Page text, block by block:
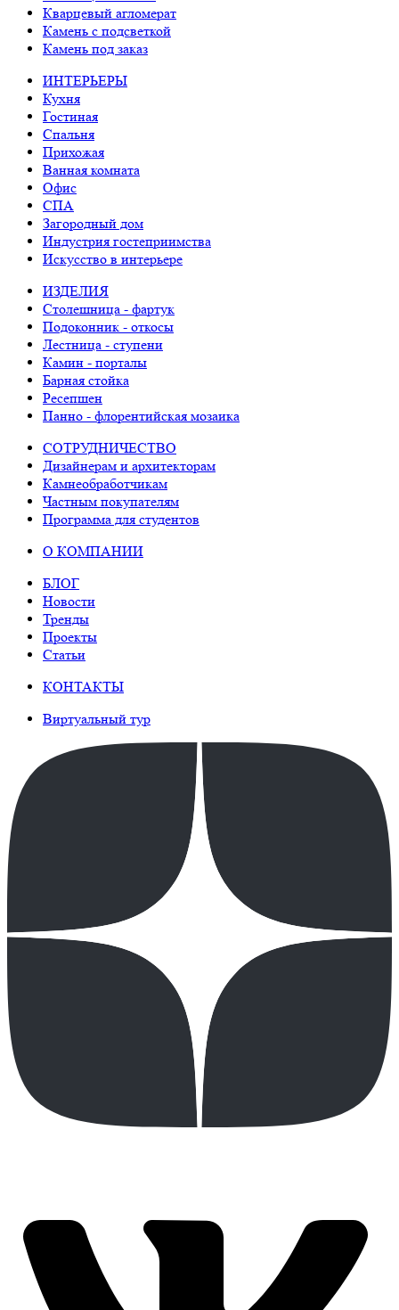
Кварцевый агломерат
Камень с подсветкой
Камень под заказ
ИНТЕРЬЕРЫ
Кухня
Гостиная
Спальня
Прихожая
Ванная комната
Офис
СПА
Загородный дом
Индустрия гостеприимства
Искусство в интерьере
ИЗДЕЛИЯ
Столешница - фартук
Подоконник - откосы
Лестница - ступени
Камин - порталы
Барная стойка
Ресепшен
Панно - флорентийская мозаика
СОТРУДНИЧЕСТВО
Дизайнерам и архитекторам
Камнеобработчикам
Частным покупателям
Программа для студентов
О КОМПАНИИ
БЛОГ
Новости
Тренды
Проекты
Статьи
КОНТАКТЫ
Виртуальный тур